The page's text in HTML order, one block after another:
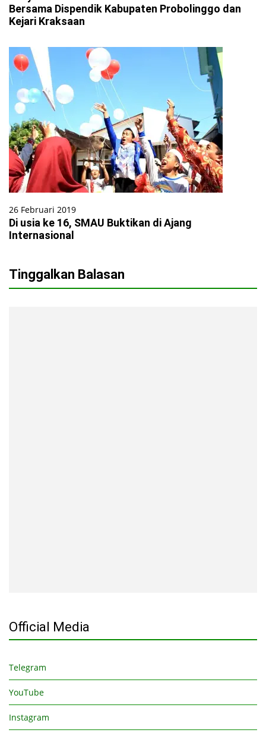
Bersama Dispendik Kabupaten Probolinggo dan
Kejari Kraksaan
26 Februari 2019
Di usia ke 16, SMAU Buktikan di Ajang
Internasional
Tinggalkan Balasan
Official Media
Telegram
YouTube
Instagram